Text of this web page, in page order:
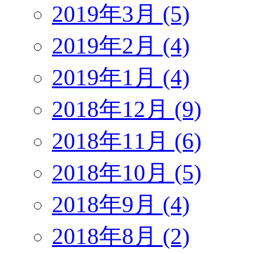
2019年3月 (5)
2019年2月 (4)
2019年1月 (4)
2018年12月 (9)
2018年11月 (6)
2018年10月 (5)
2018年9月 (4)
2018年8月 (2)